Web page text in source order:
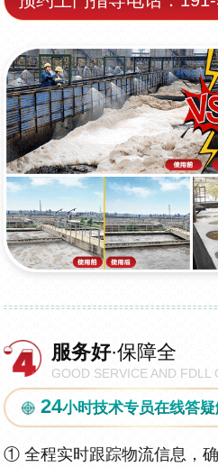
服务好·保障全
GOOD SERVICE AND FDLL
24小时技术专员在线答
① 全程实时跟踪物流信息，